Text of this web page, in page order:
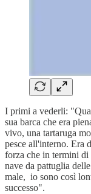
I primi a vederli:
sua barca che era
vivo, una tartaruga
pesce all'interno. Era
forza che in termini di
nave da pattuglia
male, io sono così
successo".